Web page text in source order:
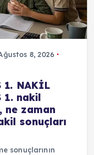
8, 2026
1. NAKİL
1. nakil
ne zaman
sonuçları
sonuçlarının